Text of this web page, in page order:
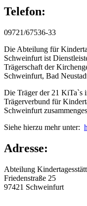
Telefon:
09721/67536-33
Die Abteilung für
Schweinfurt ist
Trägerschaft der
Schweinfurt, Bad
Die Träger der 21 KiTa`s
Trägerverbund für
Schweinfurt
Siehe hierzu mehr unter:
Adresse:
Abteilung
Friedenstraße 25
97421 Schweinfurt